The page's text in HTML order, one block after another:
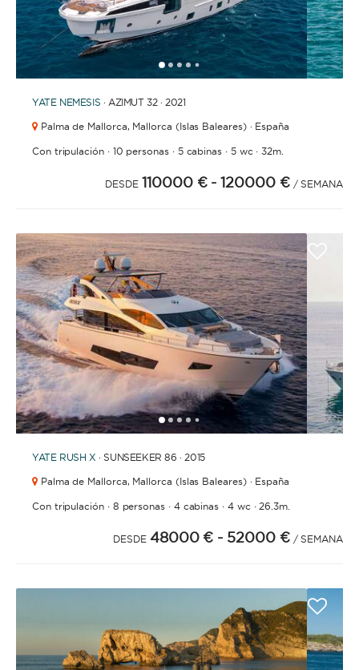
12345 9 10111213 1415161718192021
YATE NEMESIS · AZIMUT 32 · 2021
Palma de Mallorca, Mallorca (Islas Baleares) · España
Con tripulación· 10 personas· 5 cabinas · 5 wc·32m.
DESDE 110000 € - 120000 € / SEMANA
12345 7 10111213141516171819
YATE RUSH X · SUNSEEKER 86 · 2015
Palma de Mallorca, Mallorca (Islas Baleares) · España
Con tripulación· 8 personas· 4 cabinas · 4 wc· 26.3m.
DESDE 48000 € - 52000 € / SEMANA